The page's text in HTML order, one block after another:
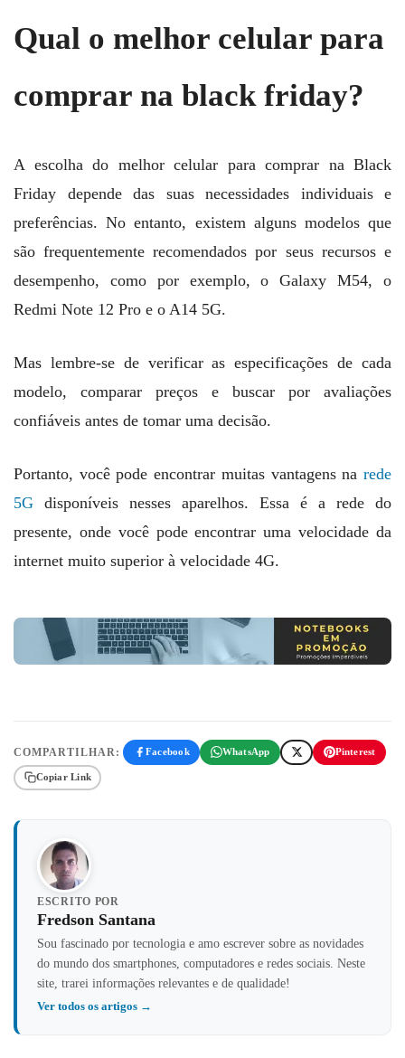
Qual o melhor celular para
comprar na black friday?
A escolha do melhor celular para comprar na Black
Friday depende das suas necessidades individuais e
preferências. No entanto, existem alguns modelos que
são frequentemente recomendados por seus recursos e
desempenho, como por exemplo, o Galaxy M54, o
Redmi Note 12 Pro e o A14 5G.
Mas lembre-se de verificar as especificações de cada
modelo, comparar preços e buscar por avaliações
confiáveis antes de tomar uma decisão.
Portanto, você pode encontrar muitas vantagens na rede
5G disponíveis nesses aparelhos. Essa é a rede do
presente, onde você pode encontrar uma velocidade da
internet muito superior à velocidade 4G.
COMPARTILHAR: Facebook WhatsApp Pinterest
Copiar Link
ESCRITO POR
Fredson Santana
Sou fascinado por tecnologia e amo escrever sobre as novidades
do mundo dos smartphones, computadores e redes sociais. Neste
site, trarei informações relevantes e de qualidade!
Ver todos os artigos →